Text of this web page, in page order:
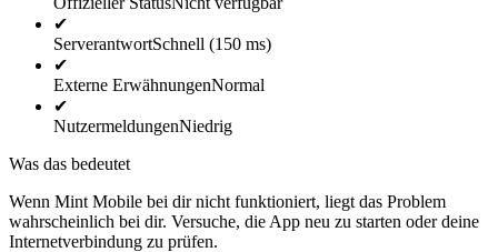
✔
ServerantwortSchnell (150 ms)
✔
Externe ErwähnungenNormal
✔
NutzermeldungenNiedrig
Was das bedeutet
Wenn Mint Mobile bei dir nicht funktioniert, liegt das Problem
wahrscheinlich bei dir. Versuche, die App neu zu starten oder deine
Internetverbindung zu prüfen.